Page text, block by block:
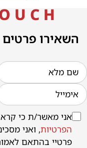
U C H
השאירו פרטים
אני מאשר/ת כי
הפרטיות, ואני
פרטיי בהתאם